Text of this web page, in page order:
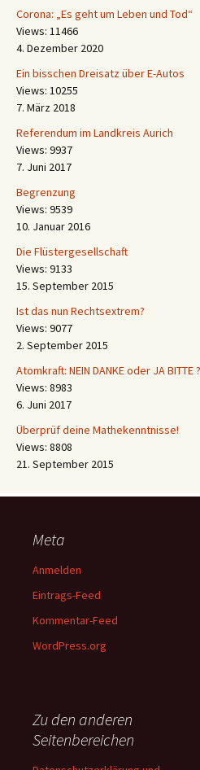
Corona: „Es geht um Leben und Tod“
Views: 11466
4. Dezember 2020
Ein bisschen Dreisatz über E-Autos
Views: 10255
7. März 2018
Referendum im Landkreis Aurich
Views: 9937
7. Juni 2017
Begrenzung
Views: 9539
10. Januar 2016
Die Flüstergesellschaft
Views: 9133
15. September 2015
Ist das nun Rechtsextrem?
Views: 9077
2. September 2015
Atomkraft: NEIN DANKE oder JA BITTE ?
Views: 8983
6. Juni 2017
Überprüf deine Mathekenntnisse!
Views: 8808
21. September 2015
Meta
Anmelden
Eintrags-Feed
Kommentar-Feed
WordPress.org
Zu den anderen
Seitenbereichen